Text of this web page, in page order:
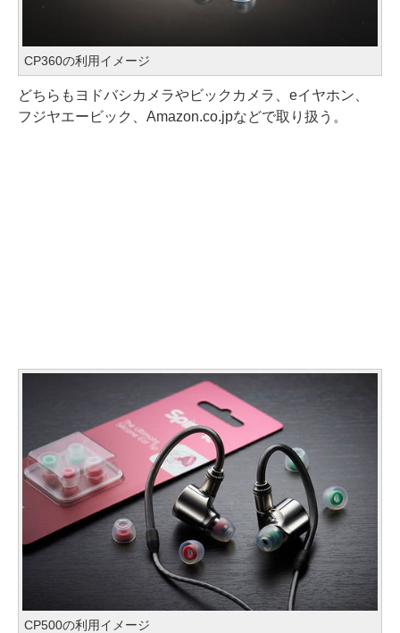
CP360の利用イメージ
どちらもヨドバシカメラやビックカメラ、eイヤホン、
フジヤエービック、Amazon.co.jpなどで取り扱う。
CP500の利用イメージ